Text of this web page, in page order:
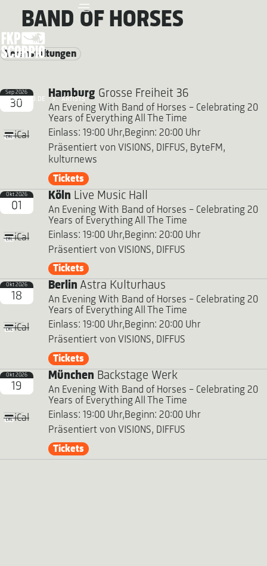
FKP SCORPIO.DE ARTISTS
BAND OF HORSES
Veranstaltungen
Sep 2026
30
iCal
Hamburg Grosse Freiheit 36
An Evening With Band of Horses - Celebrating 20
Years of Everything All The Time
Einlass: 19:00 Uhr,Beginn: 20:00 Uhr
Präsentiert von VISIONS, DIFFUS, ByteFM,
kulturnews
Tickets
Okt 2026
01
iCal
Köln Live Music Hall
An Evening With Band of Horses - Celebrating 20
Years of Everything All The Time
Einlass: 19:00 Uhr,Beginn: 20:00 Uhr
Präsentiert von VISIONS, DIFFUS
Tickets
Okt 2026
18
iCal
Berlin Astra Kulturhaus
An Evening With Band of Horses - Celebrating 20
Years of Everything All The Time
Einlass: 19:00 Uhr,Beginn: 20:00 Uhr
Präsentiert von VISIONS, DIFFUS
Tickets
Okt 2026
19
iCal
München Backstage Werk
An Evening With Band of Horses - Celebrating 20
Years of Everything All The Time
Einlass: 19:00 Uhr,Beginn: 20:00 Uhr
Präsentiert von VISIONS, DIFFUS
Tickets